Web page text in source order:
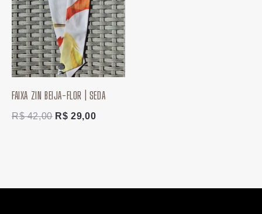
FAIXA ZIN BEIJA-FLOR | SEDA
R$42,00
era:
R$ 42,00.
R$ 29,00
é:
R$ 29,00.